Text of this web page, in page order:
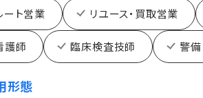
ート営業 リユース・買取営業
護師 臨床検査技師 警備
形態